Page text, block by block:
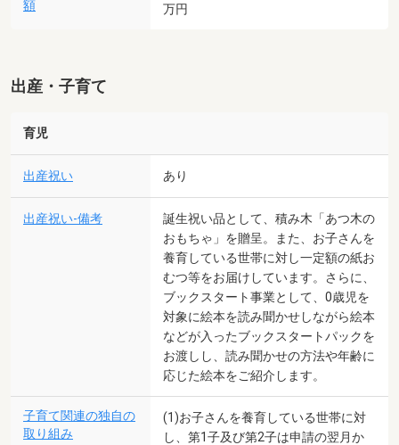
額 万円
出産・子育て
育児
出産祝い あり
出産祝い-備考
誕生祝い品として、積み木「あつ木の
おもちゃ」を贈呈。また、お子さんを
養育している世帯に対し一定額の紙お
むつ等をお届けしています。さらに、
ブックスタート事業として、0歳児を
対象に絵本を読み聞かせしながら絵本
などが入ったブックスタートパックを
お渡しし、読み聞かせの方法や年齢に
応じた絵本をご紹介します。
子育て関連の独自の
取り組み
(1)お子さんを養育している世帯に対
し、第1子及び第2子は申請の翌月か